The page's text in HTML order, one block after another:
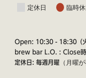
定休日 臨時
Open: 10:30 - 18:30（
brew bar L.O. : Close
定休日: 毎週月曜
（月曜